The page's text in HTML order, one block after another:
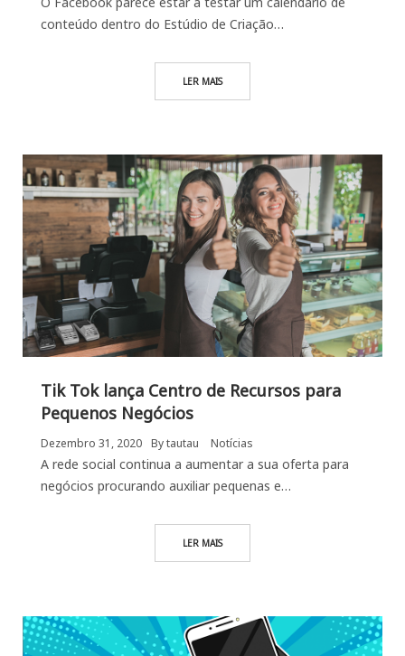
conteúdo dentro do Estúdio de Criação…
LER MAIS
Tik Tok lança Centro de Recursos para
Pequenos Negócios
Dezembro 31, 2020 Bytautau Notícias
A rede social continua a aumentar a sua oferta para
negócios procurando auxiliar pequenas e…
LER MAIS